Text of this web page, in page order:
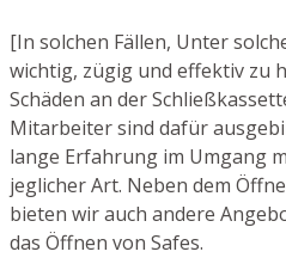
[In solchen Fällen, Unter
wichtig, zügig und effektiv zu
Schäden an der
Mitarbeiter sind dafür
lange Erfahrung im Umgang
jeglicher Art. Neben dem
bieten wir auch andere
das Öffnen von Safes.